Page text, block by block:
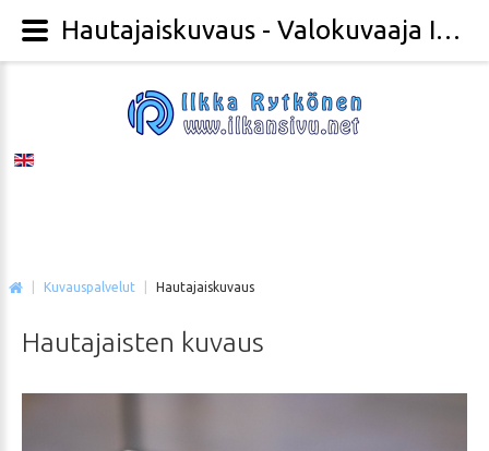
Kuvauspalvelut Hautajaiskuvaus
Hautajaisten kuvaus
Hautajaiskuvaus - Valokuvaaja Ilkka Rytkönen